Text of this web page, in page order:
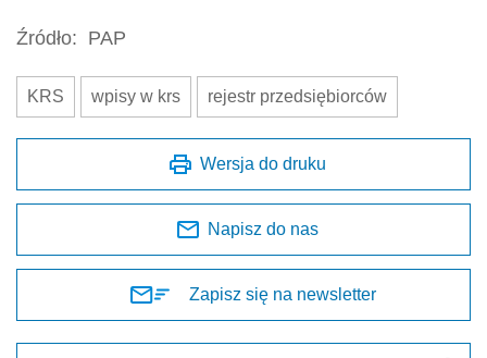
Źródło: PAP
KRS wpisy w krs rejestr przedsiębiorców
Wersja do druku
Napisz do nas
Zapisz się na newsletter